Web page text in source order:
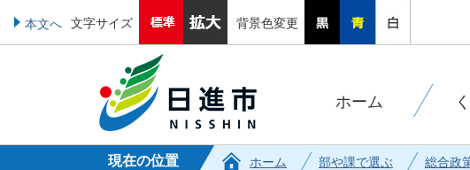
本文へ 文字サイズ 背景色変更
ホーム
現在の位置 ホーム 部や課で選ぶ 総合政